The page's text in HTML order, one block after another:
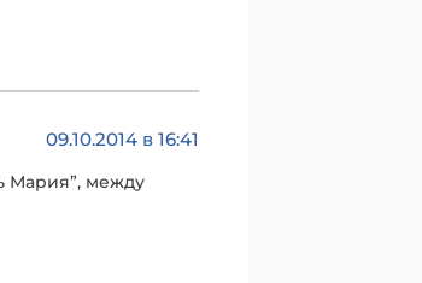
09.10.2014 в 16:41
Мария”, между